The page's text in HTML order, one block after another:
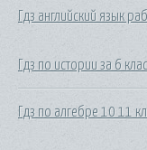
Гдз английский язык
Гдз по истории за 6
Гдз по алгебре 10 11